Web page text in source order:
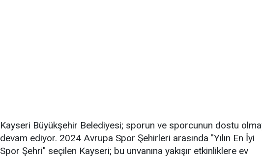
Kayseri Büyükşehir Belediyesi; sporun ve sporcunun dostu
devam ediyor. 2024 Avrupa Spor Şehirleri arasında "Yılın En İyi
Spor Şehri" seçilen Kayseri; bu unvanına yakışır etkinliklere ev